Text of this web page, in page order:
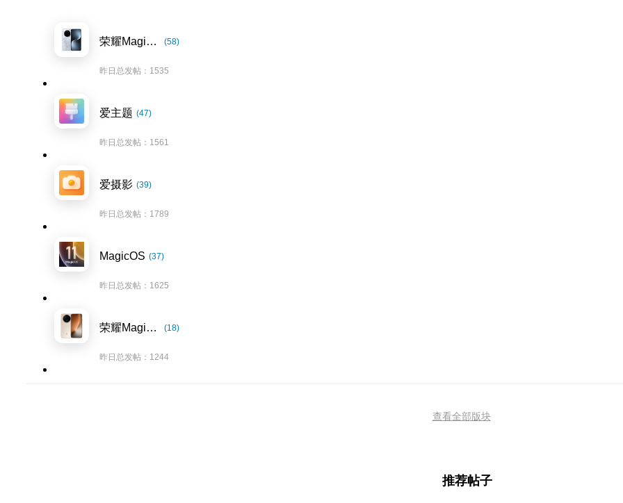
荣耀Magic7系列 (58)
昨日总发帖：1535
爱主题 (47)
昨日总发帖：1561
爱摄影 (39)
昨日总发帖：1789
MagicOS (37)
昨日总发帖：1625
荣耀Magic8系列 (18)
昨日总发帖：1244
查看全部版块
推荐帖子